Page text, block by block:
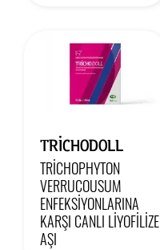
TRICHODOLL
TRİCHOPHYTON
VERRUCOUSUM
ENFEKSİYONLARINA
KARŞI CANLI LİYOFİLİZE
AŞI